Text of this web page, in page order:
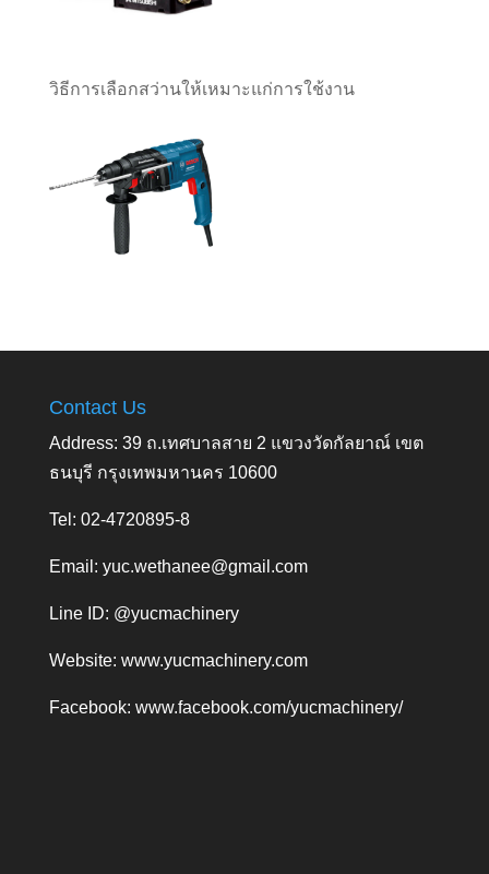
วิธีการเลือกสว่านให้เหมาะแก่การใช้งาน
Contact Us
Address: 39 ถ.เทศบาลสาย 2 แขวงวัดกัลยาณ์ เขต
ธนบุรี กรุงเทพมหานคร 10600
Tel: 02-4720895-8
Email: yuc.wethanee@gmail.com
Line ID: @yucmachinery
Website: www.yucmachinery.com
Facebook: www.facebook.com/yucmachinery/